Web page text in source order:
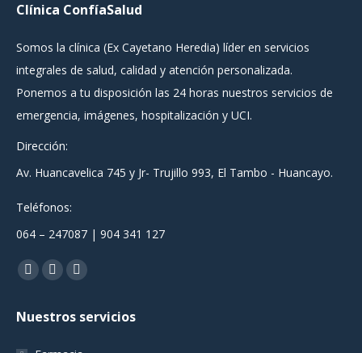
Clínica ConfíaSalud
Somos la clínica (Ex Cayetano Heredia) líder en servicios
integrales de salud, calidad y atención personalizada.
Ponemos a tu disposición las 24 horas nuestros servicios de
emergencia, imágenes, hospitalización y UCI.
Dirección:
Av. Huancavelica 745 y Jr- Trujillo 993, El Tambo - Huancayo.
Teléfonos:
064 – 247087 | 904 341 127
Encuéntranos en:
Facebook
opens
YouTube
opens
Instagram
opens
Nuestros servicios